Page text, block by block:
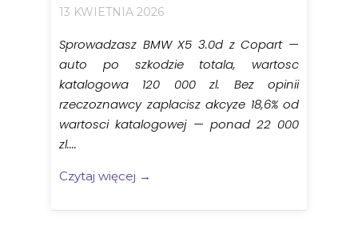
13 KWIETNIA 2026
Sprowadzasz BMW X5 3.0d z Copart —
auto po szkodzie totala, wartosc
katalogowa 120 000 zl. Bez opinii
rzeczoznawcy zaplacisz akcyze 18,6% od
wartosci katalogowej — ponad 22 000
zl....
Czytaj więcej →